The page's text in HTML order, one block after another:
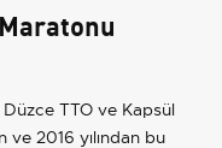
TTO ve Kapsül
2016 yılından bu